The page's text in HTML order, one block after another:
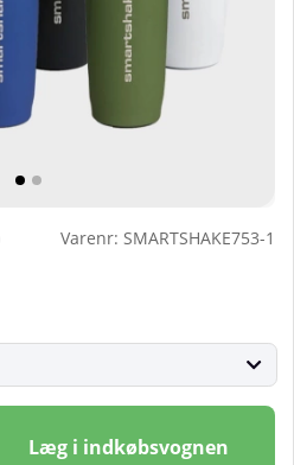
af 5 Antal vurderinger 2
Varenr: SMARTSHAKE753-1
Læg i indkøbsvognen